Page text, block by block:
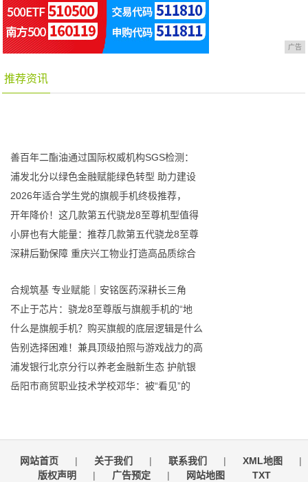
广告
推荐资讯
善百年二酯油通过国际权威机构SGS检测：
浦发北分以绿色金融赋能绿色转型 助力建设
2026年适合学生党的旗舰手机终极推荐，
开年降价！这几款第五代骁龙8至尊机型值得
小屏也有大能量：推荐几款第五代骁龙8至尊
深耕后勤保障 重庆兴工物业打造高品质综合
合规筑基 专业赋能｜安铭医药深耕长三角
不止于芯片：骁龙8至尊版与旗舰手机的“地
什么是旗舰手机？购买旗舰的底层逻辑是什么
告别选择困难！兼具顶级拍照与游戏战力的高
浦发银行北京分行以养老金融新生态 护航银
岳阳市商贸职业技术学校邓华：被“看见”的
网站首页 | 关于我们 | 联系我们 | XML地图
|
版权声明
| 广告预定 | 网站地图 TXT